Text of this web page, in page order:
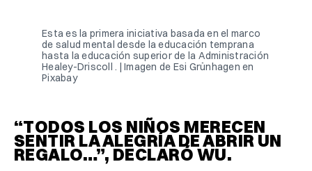
Esta es la primera iniciativa basada en el marco
de salud mental desde la educación temprana
hasta la educación superior de la Administración
Healey-Driscoll . | Imagen de Esi Grünhagen en
Pixabay
“TODOS LOS NIÑOS MERECEN
SENTIR LA ALEGRÍA DE ABRIR UN
REGALO…”, DECLARÓ WU.